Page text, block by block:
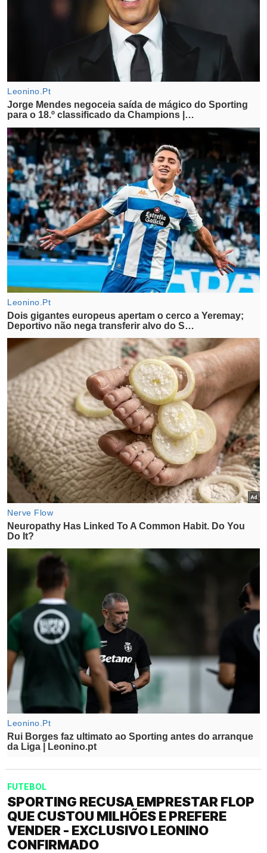
FUTEBOL
SPORTING RECUSA EMPRESTAR FLOP
QUE CUSTOU MILHÕES E PREFERE
VENDER - EXCLUSIVO LEONINO
CONFIRMADO